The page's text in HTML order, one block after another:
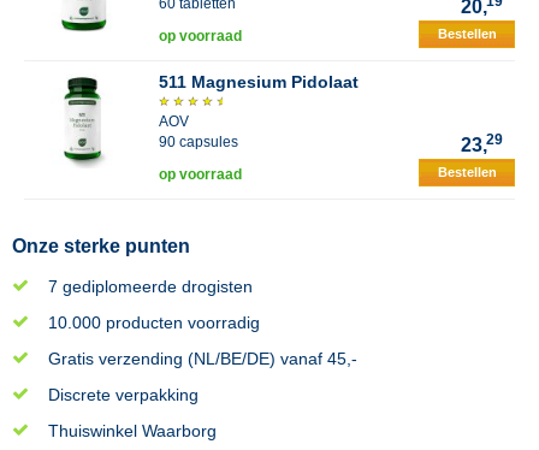
60 tabletten
20,
op voorraad Bestellen
511 Magnesium Pidolaat
AOV
90 capsules
23,29
op voorraad Bestellen
Onze sterke punten
7 gediplomeerde drogisten
10.000 producten voorradig
Gratis verzending (NL/BE/DE) vanaf 45,-
Discrete verpakking
Thuiswinkel Waarborg